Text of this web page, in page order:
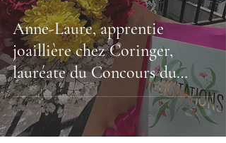
Anne-Laure, apprentie
joaillière chez Coringer,
lauréate du Concours du
Meilleur Apprenti de France